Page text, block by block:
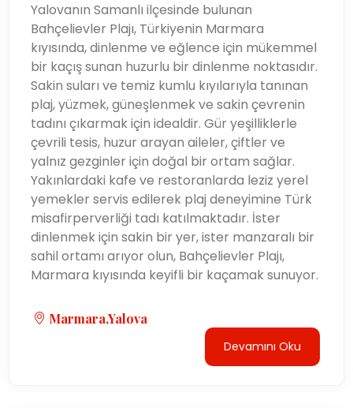
Yalovanın Samanlı ilçesinde bulunan
Bahçelievler Plajı, Türkiyenin Marmara
kıyısında, dinlenme ve eğlence için mükemmel
bir kaçış sunan huzurlu bir dinlenme noktasıdır.
Sakin suları ve temiz kumlu kıyılarıyla tanınan
plaj, yüzmek, güneşlenmek ve sakin çevrenin
tadını çıkarmak için idealdir. Gür yeşilliklerle
çevrili tesis, huzur arayan aileler, çiftler ve
yalnız gezginler için doğal bir ortam sağlar.
Yakınlardaki kafe ve restoranlarda leziz yerel
yemekler servis edilerek plaj deneyimine Türk
misafirperverliği tadı katılmaktadır. İster
dinlenmek için sakin bir yer, ister manzaralı bir
sahil ortamı arıyor olun, Bahçelievler Plajı,
Marmara kıyısında keyifli bir kaçamak sunuyor.
Marmara,Yalova
Devamını Oku